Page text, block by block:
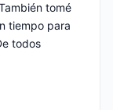
tomé
tiempo para
todos